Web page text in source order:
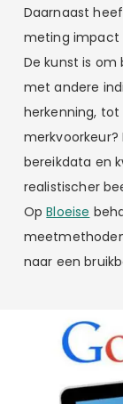
Daarnaast
meting impact
De kunst is
met andere
herkenning,
bereikdata en
realistischer
OpBloeise
naar een